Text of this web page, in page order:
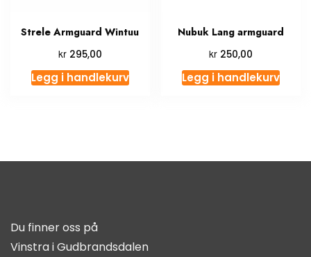
Strele Armguard Wintuu
kr295,00
Legg i handlekurv
Nubuk Lang armguard
kr 250,00
Legg i handlekurv
Du finner oss på
Vinstra i Gudbrandsdalen